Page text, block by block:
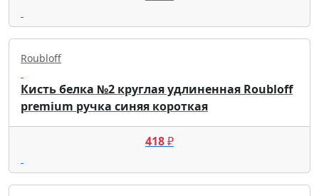
Roubloff
Кисть белка №2 круглая удлиненная Roubloff
premium ручка синяя короткая
418₽